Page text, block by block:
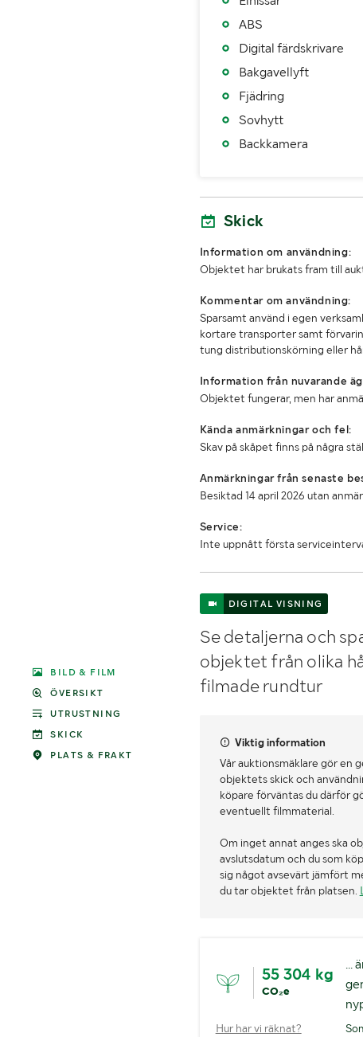
BILD & FILM
ÖVERSIKT
UTRUSTNING
SKICK
PLATS & FRAKT
Fordonskategori EU
MÅTT OCH VIKT:
Tjänstevikt (kg)
Max lastvikt (kg)
Höjd (mm)
Lastutrymmets bredd (mm)
ABS
Digital färdskrivare
Bakgavellyft
Fjädring
Sovhytt
Backkamera
Skick
Information om användning:
Objektet har brukats fram till
Kommentar om användning:
Sparsamt använd i egen
kortare transporter samt
tung distributionskörning eller
Information från nuvarande
Objektet fungerar, men har
Kända anmärkningar och fel:
Skav på skåpet finns på några
Anmärkningar från senaste
Besiktad 14 april 2026 utan
Service:
Inte uppnått första
DIGITAL VISNING
Se detaljerna och
objektet från olika
filmade rundtur
Viktig information
Vår auktionsmäklare gör en
objektets skick och
köpare förväntas du därför
eventuellt filmmaterial.
Om inget annat anges ska
avslutsdatum och du som
sig något avsevärt jämfört
du tar objektet från platsen.
55 304 kg
CO₂e
Hur har vi räknat?
...